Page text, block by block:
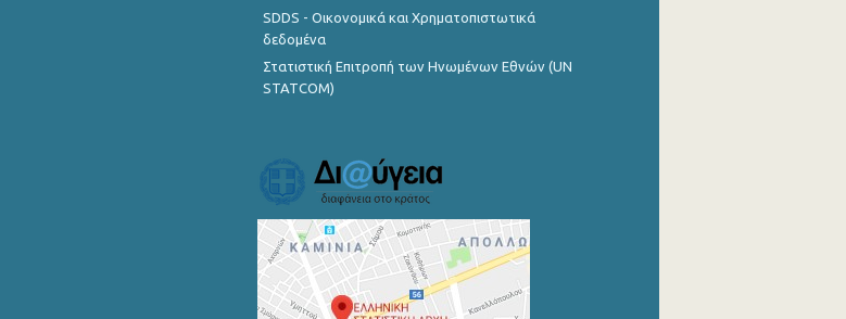
SDDS - Οικονομικά και Χρηματοπιστωτικά
δεδομένα
Στατιστική Επιτροπή των Ηνωμένων Εθνών (UN
STATCOM)